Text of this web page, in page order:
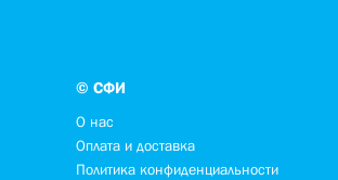
© СФИ
О нас
Оплата и доставка
Политика конфиденциальности